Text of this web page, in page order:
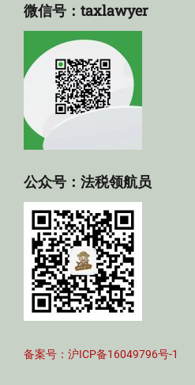
微信号：taxlawyer
公众号：法税领航员
备案号：沪ICP备16049796号-1